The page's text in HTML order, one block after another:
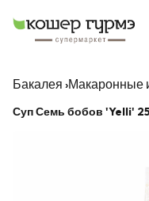
Бакалея ›Макаронные
Суп Семь бобов 'Yelli'